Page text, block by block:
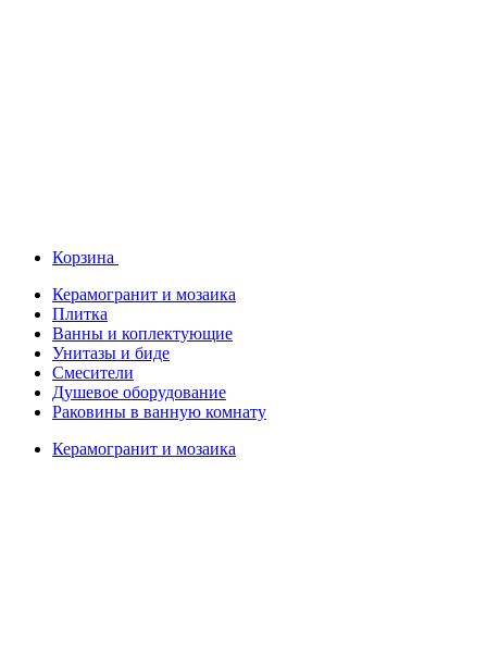
Корзина
Керамогранит и мозаика
Плитка
Ванны и коплектующие
Унитазы и биде
Смесители
Душевое оборудование
Раковины в ванную комнату
Керамогранит и мозаика